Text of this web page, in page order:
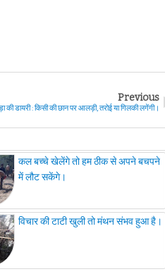
Previous
की डायरी : किसी की छान पर आलड़ी, तरोई या गिलकी लगेंगी।
कल बच्चे खेलेंगे तो हम ठीक से अपने बचपने
में लौट सकेंगे।
विचार की टाटी खुली तो मंथन संभव हुआ है।